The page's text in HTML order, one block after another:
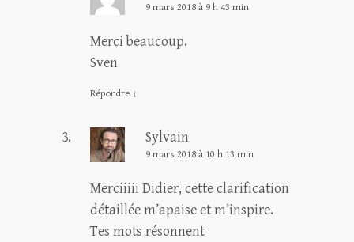
9 mars 2018 à 9 h 43 min
Merci beaucoup.
Sven
Répondre ↓
Sylvain
9 mars 2018 à 10 h 13 min
Merciiiii Didier, cette clarification
détaillée m’apaise et m’inspire.
Tes mots résonnent